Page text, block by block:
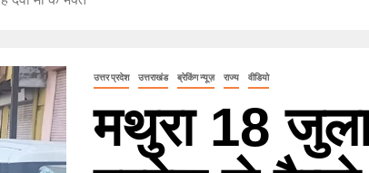
उत्तर प्रदेश उत्तराखंड ब्रेकिंग न्यूज़ राज्य वीडियो
मथुरा 18